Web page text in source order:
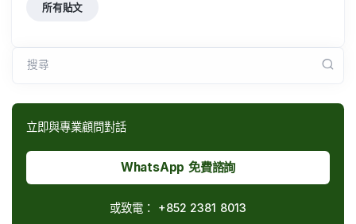
所有貼文
搜尋
立即與專業顧問對話
WhatsApp 免費諮詢
或致電： +852 2381 8013